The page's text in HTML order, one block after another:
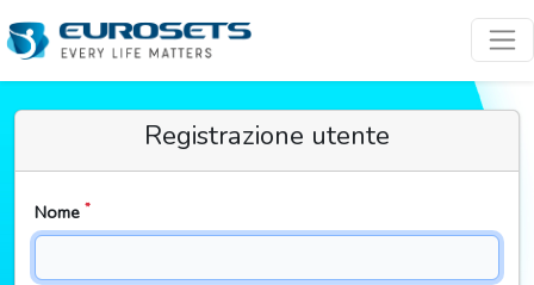
Registrazione utente
Nome *